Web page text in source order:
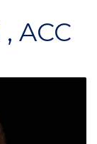
, ACC